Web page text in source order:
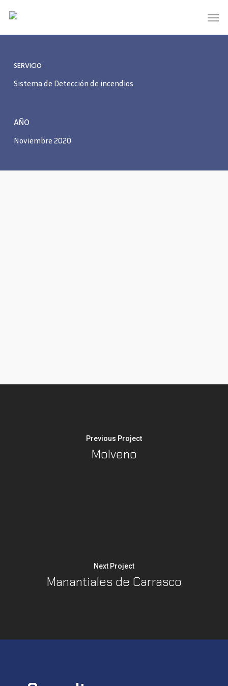
main
SERVICIO
Sistema de Detección de incendios
AÑO
Noviembre 2020
Previous Project
Molveno
Next Project
Manantiales de Carrasco